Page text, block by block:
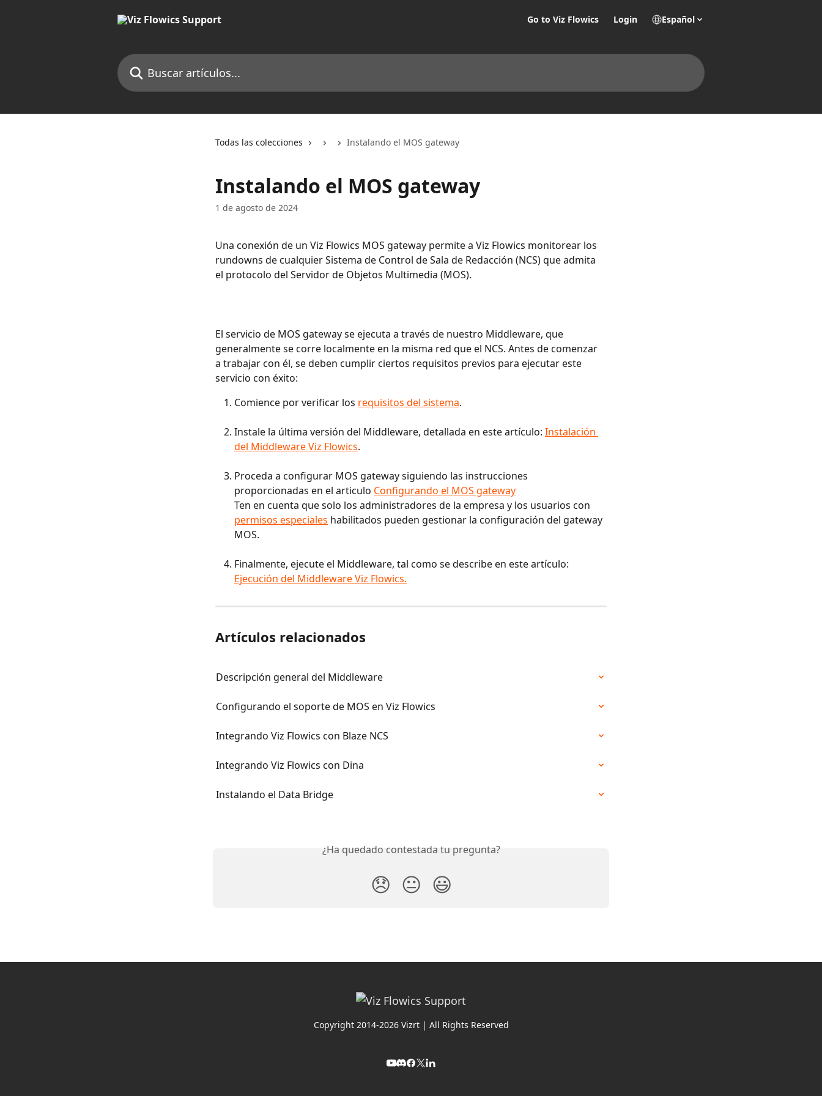
Go to Viz Flowics Login Español
Buscar artículos...
Todas las colecciones Instalando el MOS gateway
Instalando el MOS gateway
1 de agosto de 2024
Una conexión de un Viz Flowics MOS gateway permite a Viz Flowics monitorear los
rundowns de cualquier Sistema de Control de Sala de Redacción (NCS) que admita
el protocolo del Servidor de Objetos Multimedia (MOS).
El servicio de MOS gateway se ejecuta a través de nuestro Middleware, que
generalmente se corre localmente en la misma red que el NCS. Antes de comenzar
a trabajar con él, se deben cumplir ciertos requisitos previos para ejecutar este
servicio con éxito:
Comience por verificar los requisitos del sistema.
Instale la última versión del Middleware, detallada en este artículo: Instalación
del Middleware Viz Flowics.
Proceda a configurar MOS gateway siguiendo las instrucciones
proporcionadas en el articulo Configurando el MOS gateway
Ten en cuenta que solo los administradores de la empresa y los usuarios con
permisos especiales habilitados pueden gestionar la configuración del gateway
MOS.
Finalmente, ejecute el Middleware, tal como se describe en este artículo:
Ejecución del Middleware Viz Flowics.
Artículos relacionados
Descripción general del Middleware
Configurando el soporte de MOS en Viz Flowics
Integrando Viz Flowics con Blaze NCS
Integrando Viz Flowics con Dina
Instalando el Data Bridge
¿Ha quedado contestada tu pregunta?
😞 😐 😃
Copyright 2014-2026 Vizrt | All Rights Reserved